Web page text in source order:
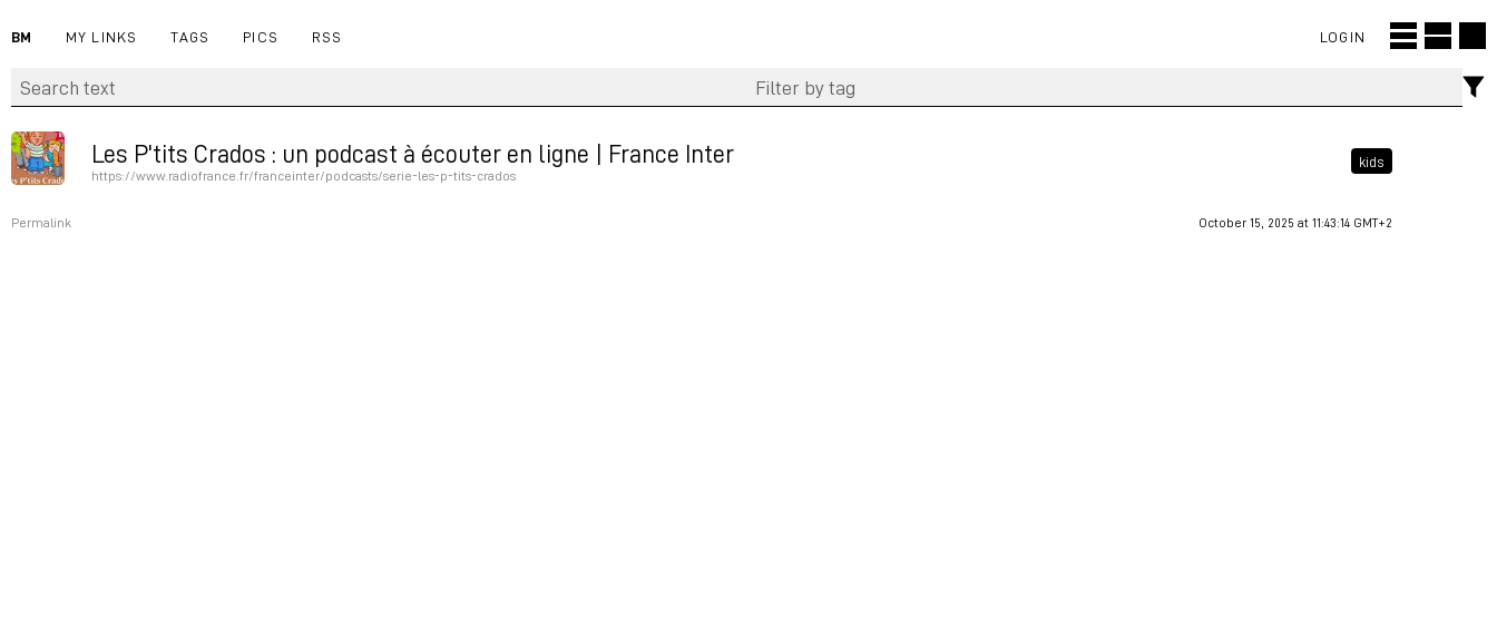
BM MY LINKS TAGS PICS RSS LOGIN
Les P'tits Crados : un podcast à écouter en ligne | France Inter
https://www.radiofrance.fr/franceinter/podcasts/serie-les-p-tits-crados
kids
Permalink October 15, 2025 at 11:43:14 GMT+2